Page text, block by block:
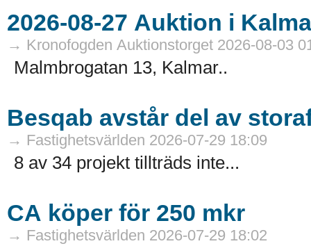
→ Kronofogden Auktionstorget 2026-08-03
Malmbrogatan 13, Kalmar..
Besqab avstår del av
→ Fastighetsvärlden 2026-07-29 18:09
8 av 34 projekt tillträds inte...
CA köper för 250 mkr
→ Fastighetsvärlden 2026-07-29 18:02